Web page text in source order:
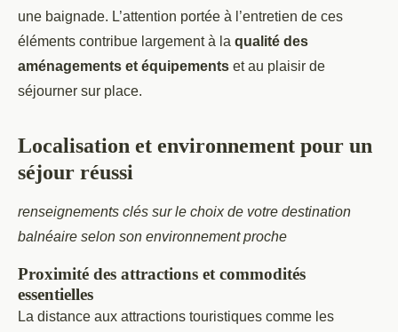
une baignade. L’attention portée à l’entretien de ces
éléments contribue largement à la qualité des
aménagements et équipements et au plaisir de
séjourner sur place.
Localisation et environnement pour un
séjour réussi
renseignements clés sur le choix de votre destination
balnéaire selon son environnement proche
Proximité des attractions et commodités
essentielles
La distance aux attractions touristiques comme les